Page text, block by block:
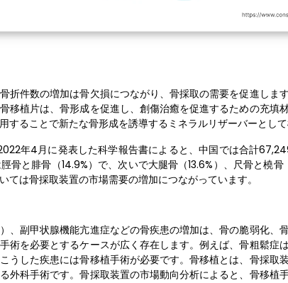
折件数の増加は骨欠損につながり、骨採取の需要を促進しま
移植片は、骨形成を促進し、創傷治癒を促進するための充填
することで新たな骨形成を誘導するミネラルリザーバーとして
年4月に発表した科学報告書によると、中国では合計
骨と腓骨（14.9%）で、次いで大腿骨（13.6%）、尺骨と橈
ては骨採取装置の市場需要の増加につながっています。
、副甲状腺機能亢進症などの骨疾患の増加は、骨の脆弱化、
術を必要とするケースが広く存在します。例えば、骨粗鬆症
うした疾患には骨移植手術が必要です。骨移植とは、骨採取
外科手術です。骨採取装置の市場動向分析によると、骨移植